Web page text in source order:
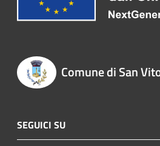
Comune di San
SEGUICI SU